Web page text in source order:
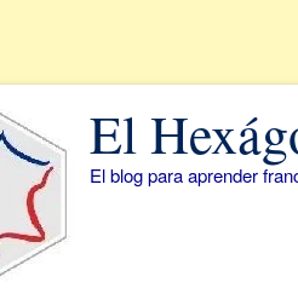
El
El blog para aprender